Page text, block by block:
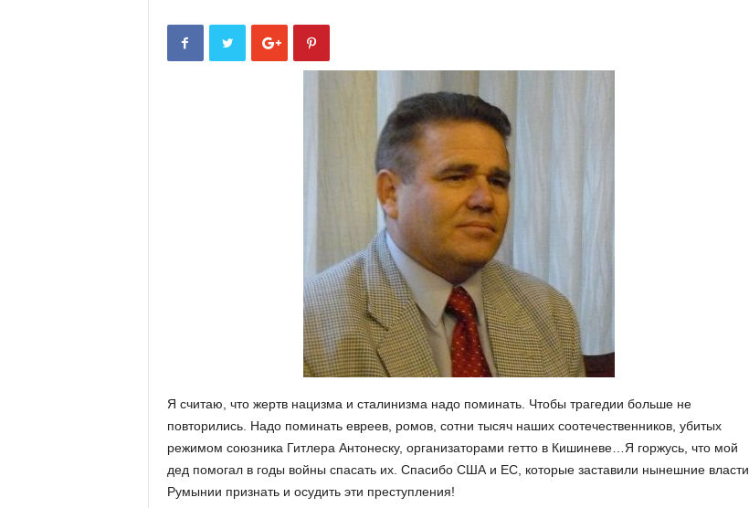
Я считаю, что жертв нацизма и сталинизма надо поминать. Чтобы трагедии больше не
повторились. Надо поминать евреев, ромов, сотни тысяч наших соотечественников, убитых
режимом союзника Гитлера Антонеску, организаторами гетто в Кишиневе…Я горжусь, что мой
дед помогал в годы войны спасать их. Спасибо США и ЕС, которые заставили нынешние власти
Румынии признать и осудить эти преступления!